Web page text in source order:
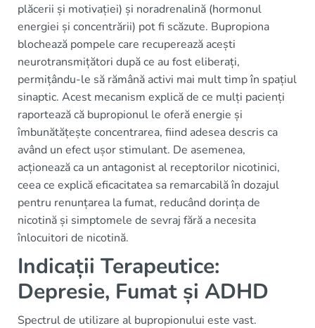
plăcerii și motivației) și noradrenalină (hormonul
energiei și concentrării) pot fi scăzute. Bupropiona
blochează pompele care recuperează acești
neurotransmițători după ce au fost eliberați,
permițându-le să rămână activi mai mult timp în spațiul
sinaptic. Acest mecanism explică de ce mulți pacienți
raportează că bupropionul le oferă energie și
îmbunătățește concentrarea, fiind adesea descris ca
având un efect ușor stimulant. De asemenea,
acționează ca un antagonist al receptorilor nicotinici,
ceea ce explică eficacitatea sa remarcabilă în dozajul
pentru renunțarea la fumat, reducând dorința de
nicotină și simptomele de sevraj fără a necesita
înlocuitori de nicotină.
Indicații Terapeutice:
Depresie, Fumat și ADHD
Spectrul de utilizare al bupropionului este vast.